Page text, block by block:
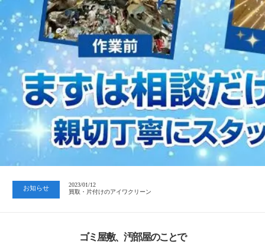
お知らせ
2023/01/12
買取・片付けのアイワクリーン
2023/07/24
中日新聞 岐阜版「空き家対策SOS」コーナーに掲載いただきまし…
2023/01/12
買取・片付けのアイワクリーン
ゴミ屋敷、汚部屋のことで